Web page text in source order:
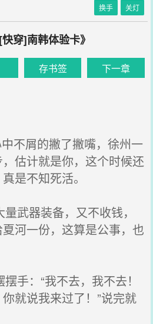
换手 关灯
穿]南韩体验卡》
存书签 下一章
不屑的撇了撇嘴，徐州一
估计就是你，这个时候还
是不知死活。
武器装备，又不收钱，
河一份，这算是公事，也
手：“我不去，我不去！
就说我来过了！”说完就